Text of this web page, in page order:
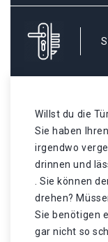
Willst du die
Sie haben
irgendwo
drinnen und
. Sie können
drehen?
Sie benötigen
gar nicht so